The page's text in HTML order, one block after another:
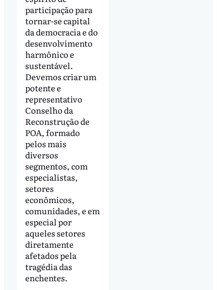
participação para
tornar-se capital
da democracia e do
desenvolvimento
harmônico e
sustentável.
Devemos criar um
potente e
representativo
Conselho da
Reconstrução de
POA, formado
pelos mais
diversos
segmentos, com
especialistas,
setores
econômicos,
comunidades, e em
especial por
aqueles setores
diretamente
afetados pela
tragédia das
enchentes.